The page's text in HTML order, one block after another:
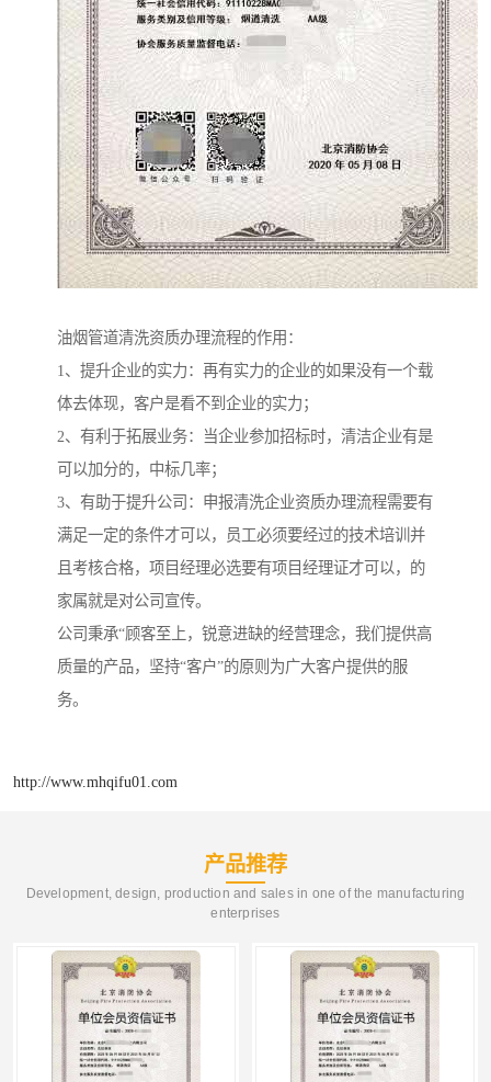
油烟管道清洗资质办理流程的作用：
1、提升企业的实力：再有实力的企业的如果没有一个载
体去体现，客户是看不到企业的实力；
2、有利于拓展业务：当企业参加招标时，清洁企业有是
可以加分的，中标几率；
3、有助于提升公司：申报清洗企业资质办理流程需要有
满足一定的条件才可以，员工必须要经过的技术培训并
且考核合格，项目经理必选要有项目经理证才可以，的
家属就是对公司宣传。
公司秉承“顾客至上，锐意进缺的经营理念，我们提供高
质量的产品，坚持“客户”的原则为广大客户提供的服
务。
http://www.mhqifu01.com
产品推荐
Development, design, production and sales in one of the manufacturing
enterprises